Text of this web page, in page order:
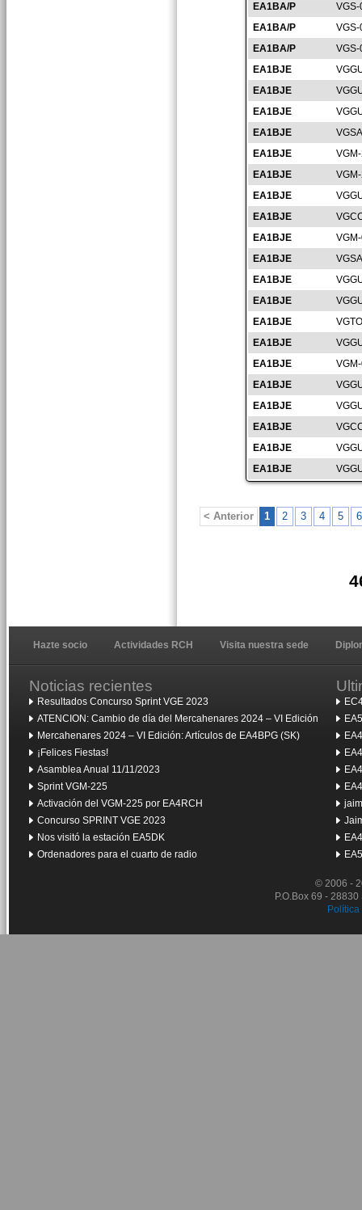
EA1BA/P
EA1BA/P
EA1BA/P
EA1BJE
EA1BJE
EA1BJE
EA1BJE
EA1BJE
EA1BJE
EA1BJE
EA1BJE
EA1BJE
EA1BJE
EA1BJE
EA1BJE
EA1BJE
EA1BJE
EA1BJE
EA1BJE
EA1BJE
EA1BJE
EA1BJE
EA1BJE
< Anterior 1 2 3 4 5 6
Hazte socio Actividades RCH Visita nuestra sede
Noticias recientes
Resultados Concurso Sprint VGE 2023
ATENCION: Cambio de día del Mercahenares 2024 – VI Edición
Mercahenares 2024 – VI Edición: Artículos de EA4BPG (SK)
¡Felices Fiestas!
Asamblea Anual 11/11/2023
Sprint VGM-225
Activación del VGM-225 por EA4RCH
Concurso SPRINT VGE 2023
Nos visitó la estación EA5DK
Ordenadores para el cuarto de radio
© 2006 -
P.O.Box 69 -